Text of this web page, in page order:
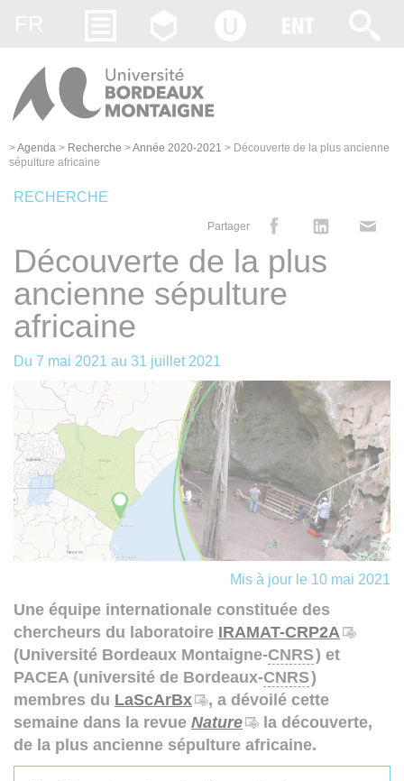
>Agenda > Recherche >Année 2020-2021 > Découverte de la plus ancienne
sépulture africaine
RECHERCHE
Partager
Découverte de la plus
ancienne sépulture
africaine
Du 7 mai 2021 au 31 juillet 2021
Mis à jour le 10 mai 2021
Une équipe internationale constituée des
chercheurs du laboratoire IRAMAT-CRP2A
(Université Bordeaux Montaigne-CNRS) et
PACEA (université de Bordeaux-CNRS)
membres du LaScArBx
, a dévoilé cette
semaine dans la revue Nature
la découverte,
de la plus ancienne sépulture africaine.